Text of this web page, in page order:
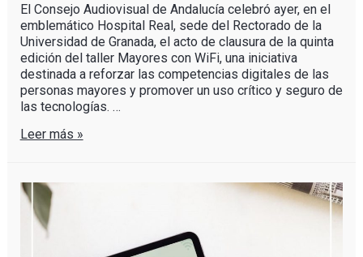
El Consejo Audiovisual de Andalucía celebró ayer, en el
emblemático Hospital Real, sede del Rectorado de la
Universidad de Granada, el acto de clausura de la quinta
edición del taller Mayores con WiFi, una iniciativa
destinada a reforzar las competencias digitales de las
personas mayores y promover un uso crítico y seguro de
las tecnologías. …
Leer más »